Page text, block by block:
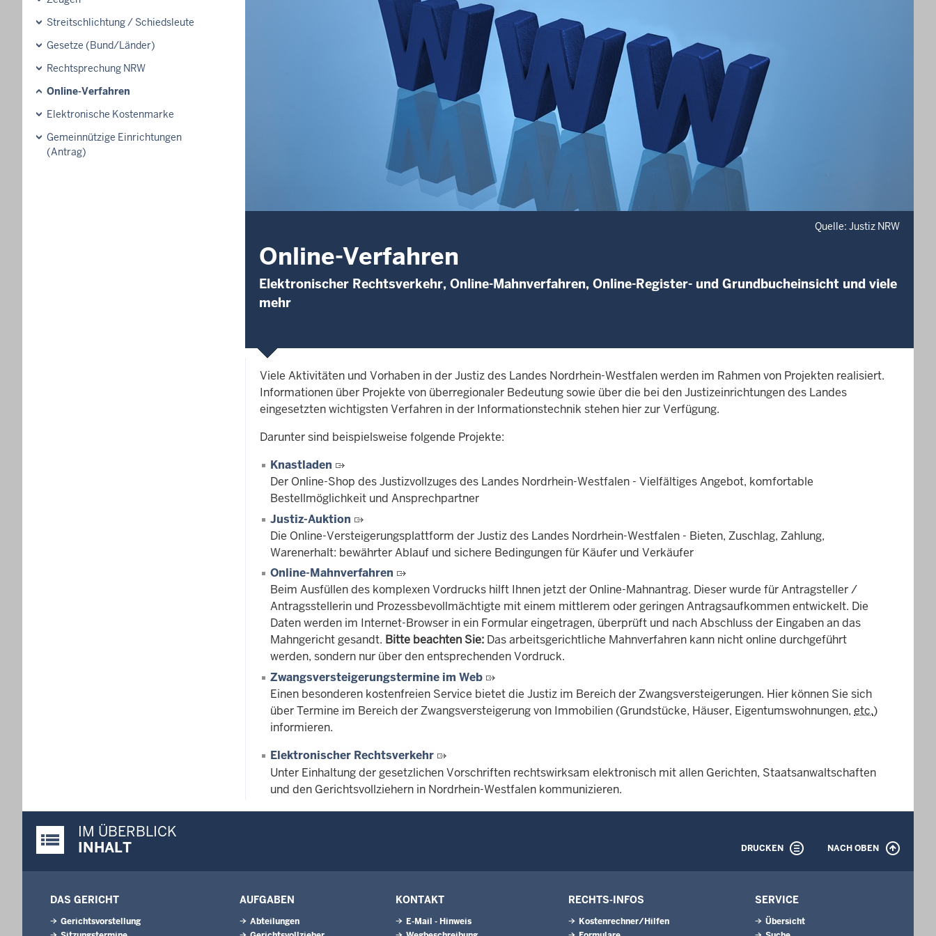
Streitschlichtung / Schiedsleute
Gesetze (Bund/Länder)
Rechtsprechung NRW
Online-Verfahren
Elektronische Kostenmarke
Gemeinnützige Einrichtungen
(Antrag)
Quelle: Justiz NRW
Online-Verfahren
Elektronischer Rechtsverkehr, Online-Mahnverfahren, Online-Register- und Grundbucheinsicht und viele
mehr
Viele Aktivitäten und Vorhaben in der Justiz des Landes Nordrhein-Westfalen werden im Rahmen von Projekten realisiert.
Informationen über Projekte von überregionaler Bedeutung sowie über die bei den Justizeinrichtungen des Landes
eingesetzten wichtigsten Verfahren in der Informationstechnik stehen hier zur Verfügung.
Darunter sind beispielsweise folgende Projekte:
Knastladen
Der Online-Shop des Justizvollzuges des Landes Nordrhein-Westfalen - Vielfältiges Angebot, komfortable
Bestellmöglichkeit und Ansprechpartner
Justiz-Auktion
Die Online-Versteigerungsplattform der Justiz des Landes Nordrhein-Westfalen - Bieten, Zuschlag, Zahlung,
Warenerhalt: bewährter Ablauf und sichere Bedingungen für Käufer und Verkäufer
Online-Mahnverfahren
Beim Ausfüllen des komplexen Vordrucks hilft Ihnen jetzt der Online-Mahnantrag. Dieser wurde für Antragsteller /
Antragsstellerin und Prozessbevollmächtigte mit einem mittlerem oder geringen Antragsaufkommen entwickelt. Die
Daten werden im Internet-Browser in ein Formular eingetragen, überprüft und nach Abschluss der Eingaben an das
Mahngericht gesandt. Bitte beachten Sie: Das arbeitsgerichtliche Mahnverfahren kann nicht online durchgeführt
werden, sondern nur über den entsprechenden Vordruck.
Zwangsversteigerungstermine im Web
Einen besonderen kostenfreien Service bietet die Justiz im Bereich der Zwangsversteigerungen. Hier können Sie sich
über Termine im Bereich der Zwangsversteigerung von Immobilien (Grundstücke, Häuser, Eigentumswohnungen, etc.)
informieren.
Elektronischer Rechtsverkehr
Unter Einhaltung der gesetzlichen Vorschriften rechtswirksam elektronisch mit allen Gerichten, Staatsanwaltschaften
und den Gerichtsvollziehern in Nordrhein-Westfalen kommunizieren.
Justiz-Portal im Überblick:
IM ÜBERBLICK
INHALT
DRUCKEN NACH OBEN
DAS GERICHT
Gerichtsvorstellung
AUFGABEN
Abteilungen
KONTAKT
E-Mail - Hinweis
RECHTS-INFOS
Kostenrechner/Hilfen
SERVICE
Übersicht